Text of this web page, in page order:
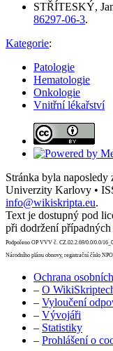
STŘÍTESKÝ,
86297-06-3.
Kategorie:
Patologie
Hematologie
Onkologie
Vnitřní lékařství
Stránka byla
Univerzity Karlovy •
info@wikiskripta.eu.
Text je dostupný pod
při dodržení případných
Podpořeno OP VVV č. CZ.02.2.69/0.0/0.0/
Národního plánu obnovy, registrační číslo
Ochrana
– O
– Vyloučení
– Vývojáři
– Statistiky
– Prohlášení o